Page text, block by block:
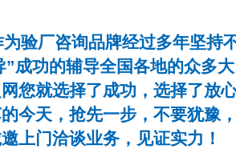
验厂咨询品牌经过多年坚持
”成功的辅导全国各地的众多
您就选择了成功，选择了放
今天，抢先一步，不要犹豫
上门洽谈业务，见证实力！